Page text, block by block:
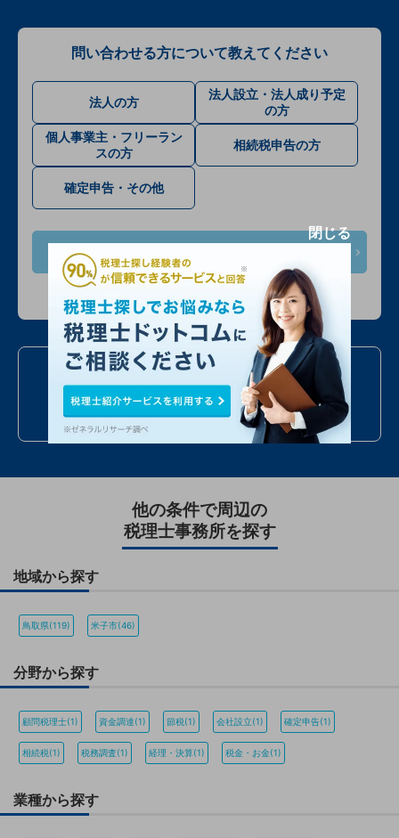
問い合わせる方について教えてください
法人の方
法人設立・法人成り予定
の方
個人事業主・フリーラン
スの方
相続税申告の方
確定申告・その他
入力情報は公開されません
お電話での問い合わせ
050 7586 6224
24時間受付 全国対応 最短当日
他の条件で周辺の
税理士事務所を探す
地域から探す
鳥取県(119) 米子市(46)
分野から探す
顧問税理士(1) 資金調達(1) 節税(1) 会社設立(1) 確定申告(1)
相続税(1) 税務調査(1) 経理・決算(1) 税金・お金(1)
業種から探す
閉じる